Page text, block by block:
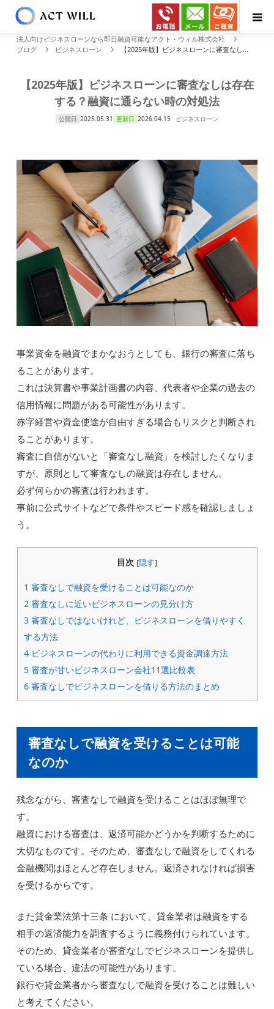
法人向けビジネスローンなら即日融資可能なアクト・ウィル株式会社
ブログ
ビジネスローン 【2025年版】ビジネスローンに審査なし...
【2025年版】ビジネスローンに審査なしは存在
する？融資に通らない時の対処法
公開日 2025.05.31 更新日 2026.04.15 ビジネスローン
事業資金を融資でまかなおうとしても、銀行の審査に落ち
ることがあります。
これは決算書や事業計画書の内容、代表者や企業の過去の
信用情報に問題がある可能性があります。
赤字経営や資金使途が自由すぎる場合もリスクと判断され
ることがあります。
審査に自信がないと「審査なし融資」を検討したくなりま
すが、原則として審査なしの融資は存在しません。
必ず何らかの審査は行われます。
事前に公式サイトなどで条件やスピード感を確認しましょ
う。
目次 [隠す]
1 審査なしで融資を受けることは可能なのか
2審査なしに近いビジネスローンの見分け方
3審査なしではないけれど、ビジネスローンを借りやすく
する方法
4ビジネスローンの代わりに利用できる資金調達方法
5審査が甘いビジネスローン会社11選比較表
6審査なしでビジネスローンを借りる方法のまとめ
審査なしで融資を受けることは可能
なのか
残念ながら、審査なしで融資を受けることはほぼ無理で
す。
融資における審査は、返済可能かどうかを判断するために
大切なものです。そのため、審査なしで融資をしてくれる
金融機関はほとんど存在しません。返済されなければ損害
を受けるからです。
また貸金業法第十三条 において、貸金業者は融資をする
相手の返済能力を調査するように義務付けられています。
そのため、貸金業者が審査なしでビジネスローンを提供し
ている場合、違法の可能性があります。
銀行や貸金業者から審査なしで融資を受けることは難しい
と考えてください。